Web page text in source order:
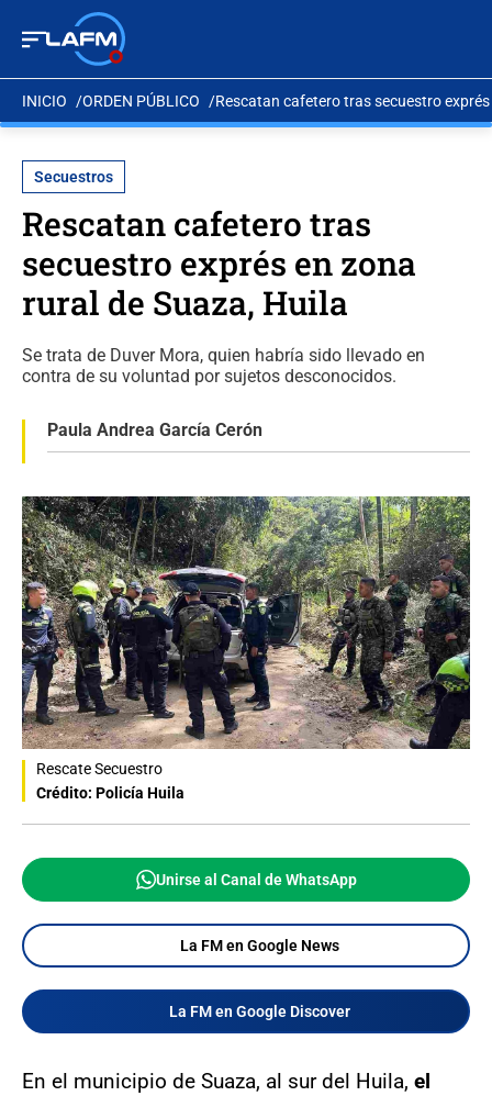
INICIO ORDEN PÚBLICO Rescatan cafetero tras secuestro
Secuestros
Rescatan cafetero tras
secuestro exprés en zona
rural de Suaza, Huila
Se trata de Duver Mora, quien habría sido llevado en
contra de su voluntad por sujetos desconocidos.
Paula Andrea García Cerón
Rescate Secuestro
Crédito: Policía Huila
Unirse al Canal de WhatsApp
La FM en Google News
La FM en Google Discover
En el municipio de Suaza, al sur del Huila, el